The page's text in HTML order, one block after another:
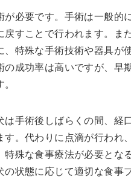
が必要です。手術は一般的
すことで行われます。ま
特殊な手術技術や器具が
の成功率は高いですが、早
手術後しばらくの間、経
。代わりに点滴が行われ
殊な食事療法が必要とな
状態に応じて適切な食事